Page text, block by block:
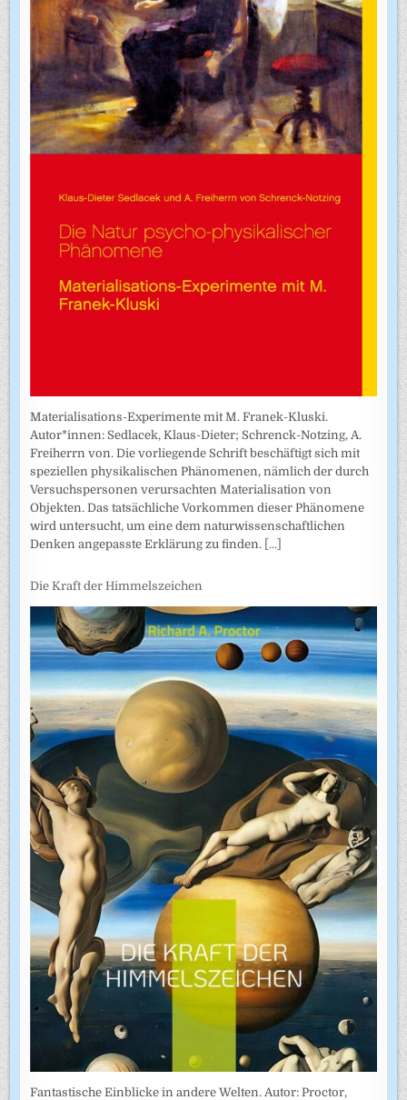
Materialisations-Experimente mit M. Franek-Kluski.
Autor*innen: Sedlacek, Klaus-Dieter; Schrenck-Notzing, A.
Freiherrn von. Die vorliegende Schrift beschäftigt sich mit
speziellen physikalischen Phänomenen, nämlich der durch
Versuchspersonen verursachten Materialisation von
Objekten. Das tatsächliche Vorkommen dieser Phänomene
wird untersucht, um eine dem naturwissenschaftlichen
Denken angepasste Erklärung zu finden. [...]
Die Kraft der Himmelszeichen
Fantastische Einblicke in andere Welten. Autor: Proctor,